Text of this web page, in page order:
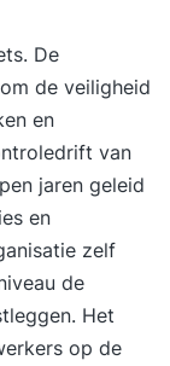
De
de veiligheid
en
van
jaren geleid
en
zelf
de
Het
op de